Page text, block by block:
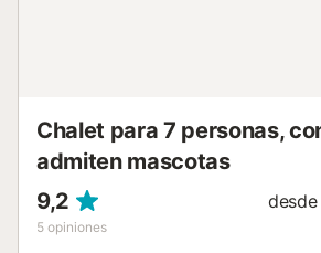
Chalet para 7 personas,
admiten mascotas
9,2
5 opiniones
desde